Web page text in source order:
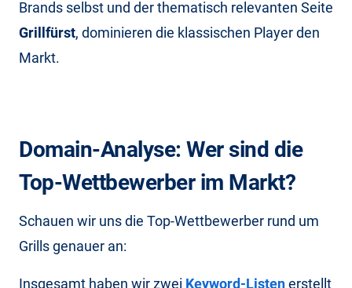
Brands selbst und der thematisch relevanten Seite
Grillfürst, dominieren die klassischen Player den
Markt.
Domain-Analyse: Wer sind die
Top-Wettbewerber im Markt?
Schauen wir uns die Top-Wettbewerber rund um
Grills genauer an:
Insgesamt haben wir zwei Keyword-Listenerstellt